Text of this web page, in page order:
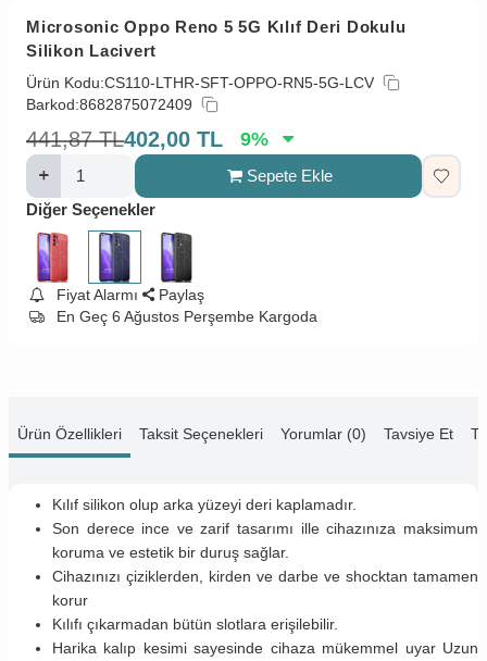
Microsonic Oppo Reno 5 5G Kılıf Deri Dokulu
Silikon Lacivert
Ürün Kodu:CS110-LTHR-SFT-OPPO-RN5-5G-LCV
Barkod:8682875072409
441,87 TL402,00 TL 9%
Sepete Ekle
Diğer Seçenekler
Fiyat Alarmı
Paylaş
En Geç 6 Ağustos Perşembe Kargoda
Ürün Özellikleri Taksit Seçenekleri Yorumlar (0) Tavsiye Et
Kılıf silikon olup arka yüzeyi deri kaplamadır.
Son derece ince ve zarif tasarımı ille cihazınıza maksimum
koruma ve estetik bir duruş sağlar.
Cihazınızı çiziklerden, kirden ve darbe ve shocktan tamamen
korur
Kılıfı çıkarmadan bütün slotlara erişilebilir.
Harika kalıp kesimi sayesinde cihaza mükemmel uyar Uzun